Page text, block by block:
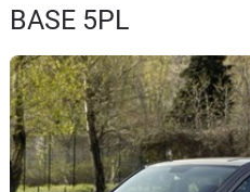
Guide
d'achat
Electriques
Utilitaires
BASE 5PL